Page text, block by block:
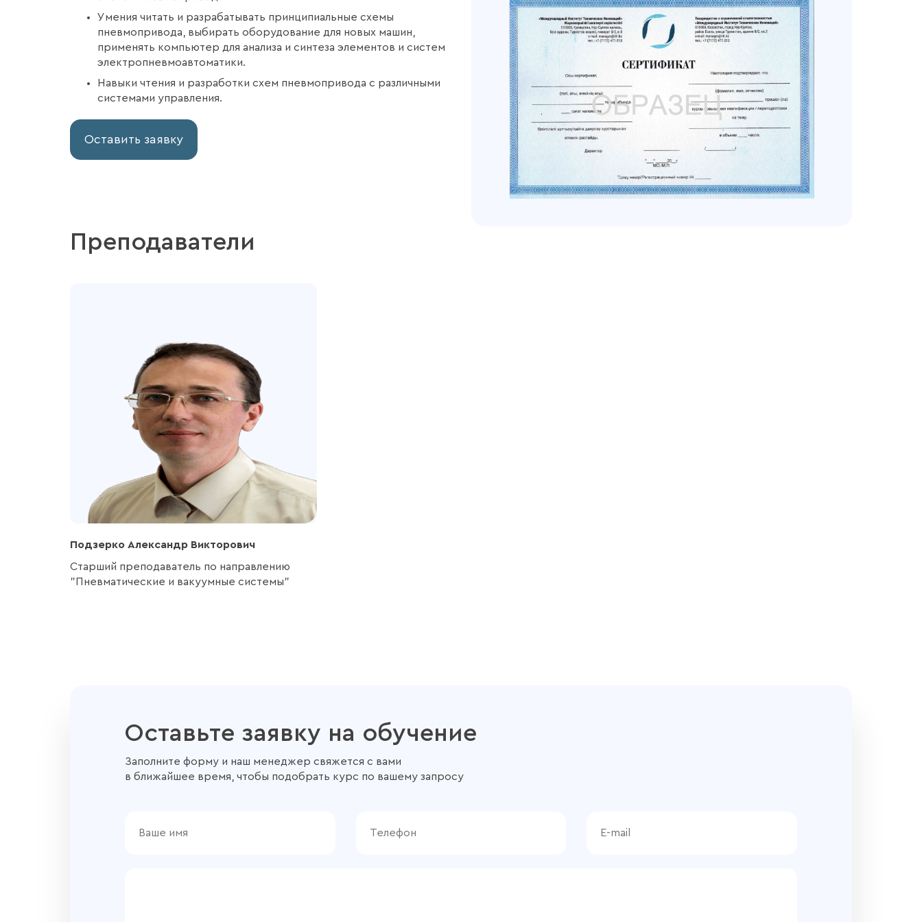
Умения читать и разрабатывать принципиальные схемы
пневмопривода, выбирать оборудование для новых машин,
применять компьютер для анализа и синтеза элементов и систем
электропневмоавтоматики.
Навыки чтения и разработки схем пневмопривода с различными
системами управления.
Оставить заявку
Преподаватели
Подзерко Александр Викторович
Старший преподаватель по направлению
"Пневматические и вакуумные системы"
Оставьте заявку на обучение
Заполните форму и наш менеджер свяжется с вами
в ближайшее время, чтобы подобрать курс по вашему запросу